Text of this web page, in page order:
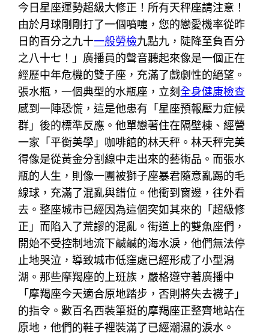
今日星座運勢超級大修正！所有天秤座請注意！
由於月球剛剛打了一個噴嚏，您的戀愛機率從昨
日的百分之九十一般勞檢九點九，陡降至負百分
之八十七！」廣播員的聲音聽起來像是一個正在
經歷中年危機的雙子座，充滿了戲劇性的絕望。
張水瓶，一個典型的水瓶座，立刻全身健康檢查
感到一陣恐慌，這是他患有「星座預報壓力症候
群」後的標準反應。他單戀著住在隔壁棟、經營
一家「平衡美學」咖啡館的林天秤。林天秤完美
得像是從黃金分割線中走出來的藝術品。而張水
瓶的人生，則像一團被獅子座暴君隨意亂踢的毛
線球，充滿了混亂與錯位。他衝到窗邊，往外看
去。整座城市已經因為這個突如其來的「超級修
正」而陷入了荒謬的混亂。街道上的雙魚座們，
開始不受控制地流下鹹鹹的海水淚，他們無法停
止地哭泣，導致城市低窪處已經形成了小型潟
湖。那些摩羯座的上班族，嚴格遵守著廣播中
「摩羯座今天適合原地踏步，否則將失去襪子」
的指令。數百名西裝筆挺的摩羯座正整齊地站在
原地，他們的鞋子裡裝滿了已經潮濕的淚水。